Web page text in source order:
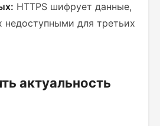
HTTPS шифрует данные,
недоступными для третьих
актуальность